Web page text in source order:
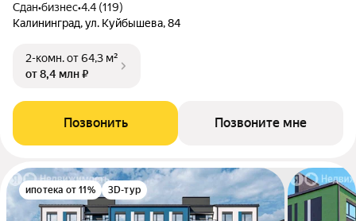
Сдан•бизнес•4.4 (119)
Калининград, ул. Куйбышева, 84
2-комн.от 64,3 м²
от 8,4 млн ₽
Позвонить Позвоните мне
ипотека от 11% 3D-тур